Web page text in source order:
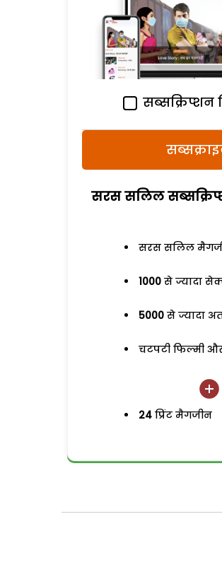
सब्सक्रिप्शन
सरस सलिल
सरस सलिल
1000 से ज्यादा
5000 से ज्यादा
चटपटी फिल्मी
24 प्रिंट मैगजीन